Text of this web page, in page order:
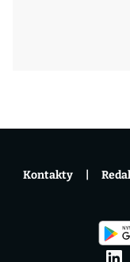
Kontakty